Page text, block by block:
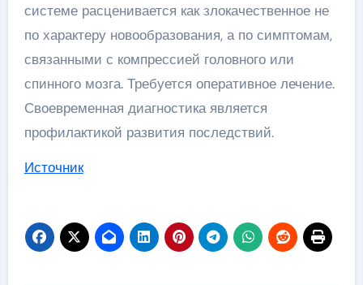
системе расценивается как злокачественное не
по характеру новообразования, а по симптомам,
связанными с компрессией головного или
спинного мозга. Требуется оперативное лечение.
Своевременная диагностика является
профилактикой развития последствий.
Источник